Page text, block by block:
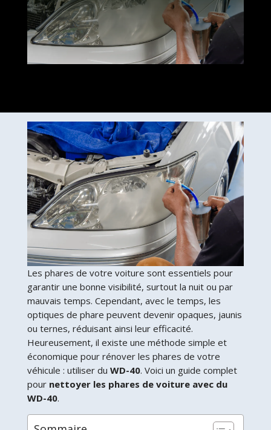
Les phares de votre voiture sont essentiels pour
garantir une bonne visibilité, surtout la nuit ou par
mauvais temps. Cependant, avec le temps, les
optiques de phare peuvent devenir opaques, jaunis
ou ternes, réduisant ainsi leur efficacité.
Heureusement, il existe une méthode simple et
économique pour rénover les phares de votre
véhicule : utiliser du WD-40. Voici un guide complet
pour nettoyer les phares de voiture avec du
WD-40.